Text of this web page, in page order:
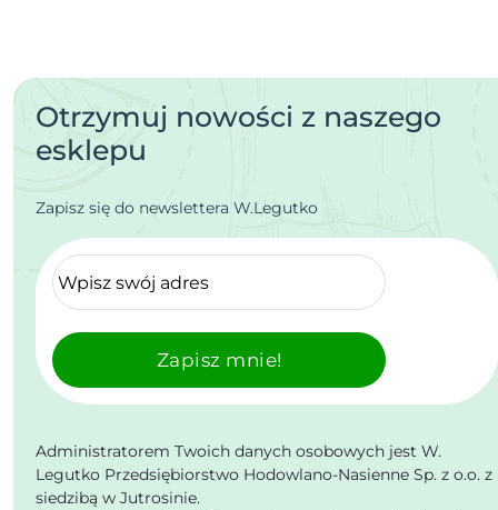
Otrzymuj nowości z naszego
esklepu
Zapisz się do newslettera W.Legutko
Zapisz mnie!
Administratorem Twoich danych osobowych jest W.
Legutko Przedsiębiorstwo Hodowlano-Nasienne Sp. z o.o. z
siedzibą w Jutrosinie.